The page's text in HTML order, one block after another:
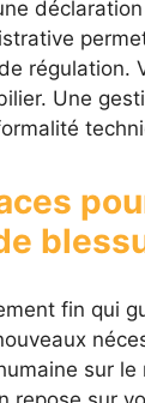
régulation.
Une
fin qui
sur le